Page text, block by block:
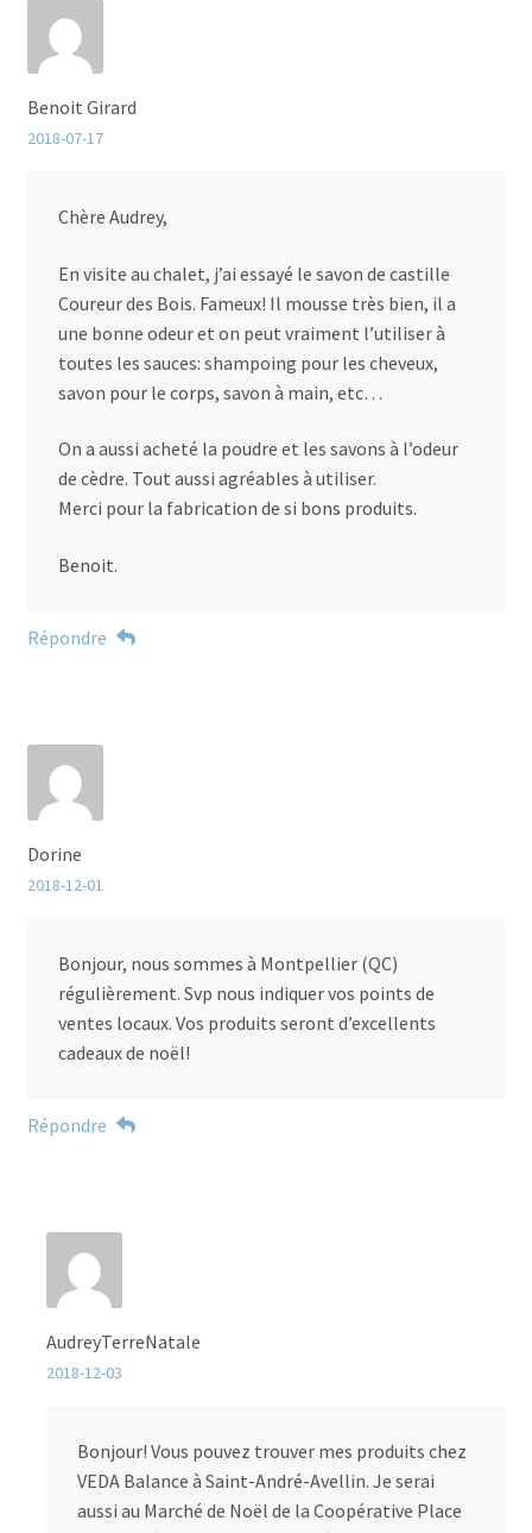
Benoit Girard
2018-07-17
Chère Audrey,
En visite au chalet, j’ai essayé le savon de castille
Coureur des Bois. Fameux! Il mousse très bien, il a
une bonne odeur et on peut vraiment l’utiliser à
toutes les sauces: shampoing pour les cheveux,
savon pour le corps, savon à main, etc…
On a aussi acheté la poudre et les savons à l’odeur
de cèdre. Tout aussi agréables à utiliser.
Merci pour la fabrication de si bons produits.
Benoit.
Répondre
Dorine
2018-12-01
Bonjour, nous sommes à Montpellier (QC)
régulièrement. Svp nous indiquer vos points de
ventes locaux. Vos produits seront d’excellents
cadeaux de noël!
Répondre
AudreyTerreNatale
2018-12-03
Bonjour! Vous pouvez trouver mes produits chez
VEDA Balance à Saint-André-Avellin. Je serai
aussi au Marché de Noël de la Coopérative Place